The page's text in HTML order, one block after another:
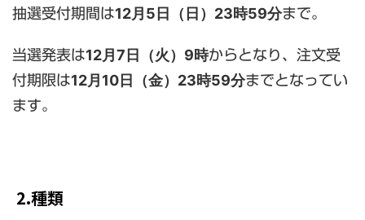
抽選受付期間は12月5日（日）23時59分まで。
当選発表は12月7日（火）9時からとなり、注文受
付期限は12月10日（金）23時59分までとなってい
ます。
2.種類